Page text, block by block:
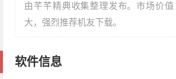
由芊芊精典收集整理发布。市场价值
大，强烈推荐机友下载。
软件信息